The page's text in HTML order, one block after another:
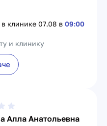
клинике 07.08 в 09:00
и клинику
Алла Анатольевна